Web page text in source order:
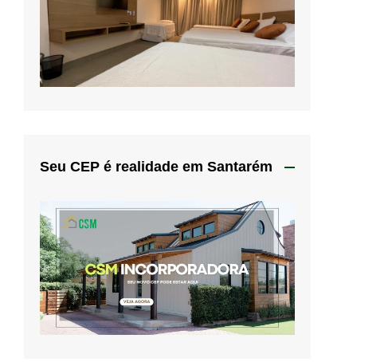
Seu CEP é realidade em Santarém